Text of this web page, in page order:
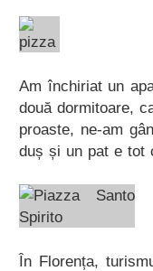
Am închiriat un
două dormitoare,
proaste, ne-am
duș și un pat e tot
În Florența,